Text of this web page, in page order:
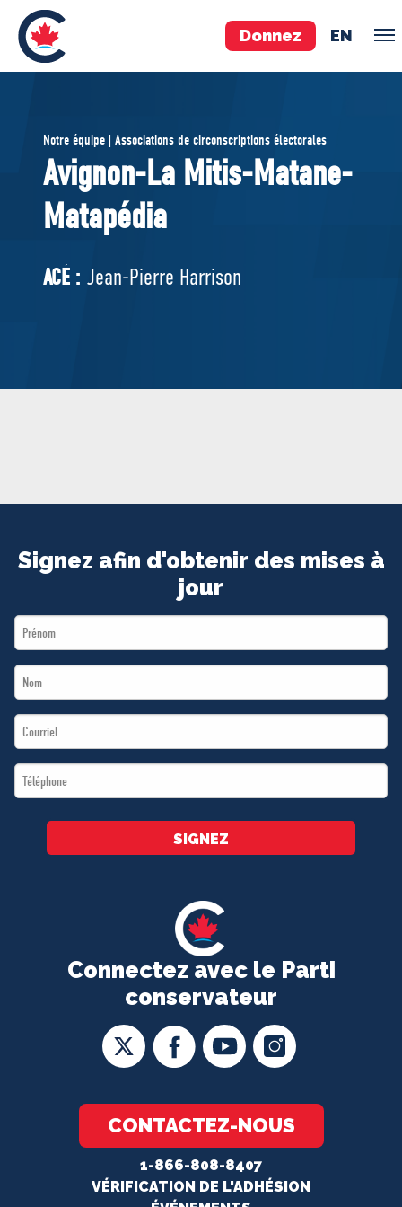
Donnez EN
ÉQUIPE
Pierre Poilievre
Vos députés conservateurs
Cabinet fantôme
ACÉ
BOUTIQUE
Notre équipe | Associations de circonscriptions électorales
Avignon-La Mitis-Matane-
Matapédia
ACÉ : Jean-Pierre Harrison
Connectez avec le Parti
conservateur
CONTACTEZ-NOUS
1-866-808-8407
VÉRIFICATION DE L'ADHÉSION
Signez afin d'obtenir des mises à
jour
First
Name
Last
Name
Email
*
Téléphone
*
SIGNEZ